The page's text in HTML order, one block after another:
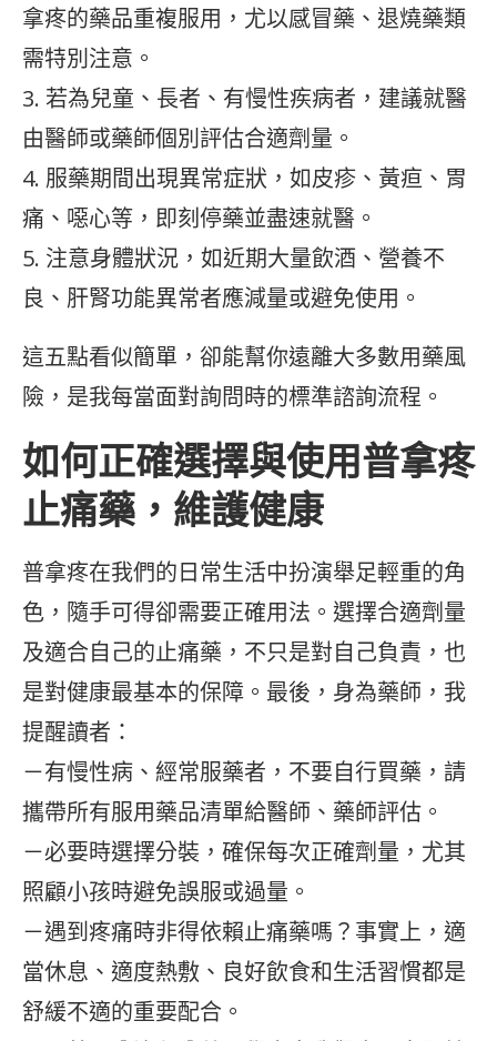
拿疼的藥品重複服用，尤以感冒藥、退燒藥類
需特別注意。
3. 若為兒童、長者、有慢性疾病者，建議就醫
由醫師或藥師個別評估合適劑量。
4. 服藥期間出現異常症狀，如皮疹、黃疸、胃
痛、噁心等，即刻停藥並盡速就醫。
5. 注意身體狀況，如近期大量飲酒、營養不
良、肝腎功能異常者應減量或避免使用。
這五點看似簡單，卻能幫你遠離大多數用藥風
險，是我每當面對詢問時的標準諮詢流程。
如何正確選擇與使用普拿疼
止痛藥，維護健康
普拿疼在我們的日常生活中扮演舉足輕重的角
色，隨手可得卻需要正確用法。選擇合適劑量
及適合自己的止痛藥，不只是對自己負責，也
是對健康最基本的保障。最後，身為藥師，我
提醒讀者：
－有慢性病、經常服藥者，不要自行買藥，請
攜帶所有服用藥品清單給醫師、藥師評估。
－必要時選擇分裝，確保每次正確劑量，尤其
照顧小孩時避免誤服或過量。
－遇到疼痛時非得依賴止痛藥嗎？事實上，適
當休息、適度熱敷、良好飲食和生活習慣都是
舒緩不適的重要配合。